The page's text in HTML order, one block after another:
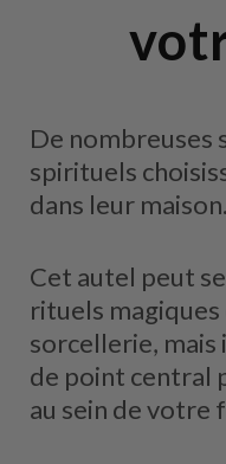
De nombreuses
spirituels
dans leur maison.
Cet autel peut
rituels
sorcellerie,
de point central
au sein de votre